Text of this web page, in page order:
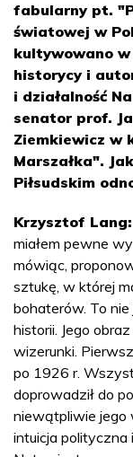
fabularny pt.
światowej w
kultywowano
historycy i
i działalność
senator prof.
Ziemkiewicz w
Marszałka".
Piłsudskim
Krzysztof Lang:
miałem pewne
mówiąc,
sztukę, w której
bohaterów. To
historii. Jego
wizerunki.
po 1926 r.
doprowadził do
niewątpliwie jego
intuicja polityczna